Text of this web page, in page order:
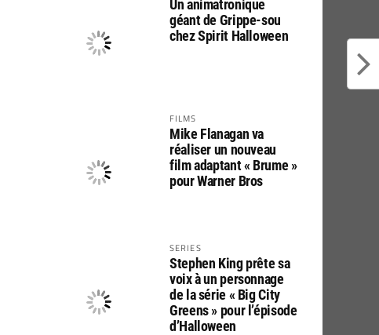
Un animatronique
géant de Grippe-sou
chez Spirit Halloween
FILMS
Mike Flanagan va
réaliser un nouveau
film adaptant « Brume »
pour Warner Bros
SERIES
Stephen King prête sa
voix à un personnage
de la série « Big City
Greens » pour l’épisode
d’Halloween